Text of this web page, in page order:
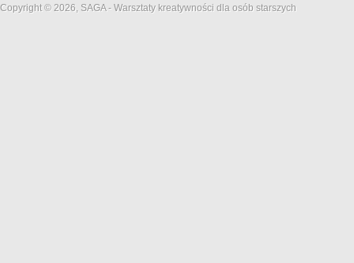
Copyright © 2026, SAGA - Warsztaty kreatywności dla osób starszych